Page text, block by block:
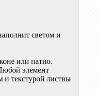
светом и
или патио.
элемент
и текстурой листвы